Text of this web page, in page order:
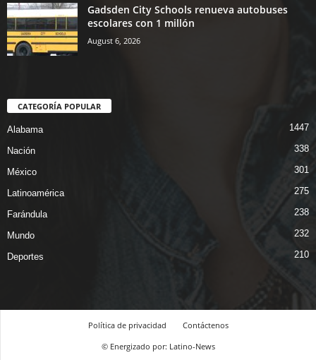
Gadsden City Schools renueva autobuses
escolares con 1 millón
August 6, 2026
CATEGORÍA POPULAR
Alabama 1447
Nación 338
México 301
Latinoamérica 275
Farándula 238
Mundo 232
Deportes 210
Política de privacidad
Contáctenos
© Energizado por: Latino-News